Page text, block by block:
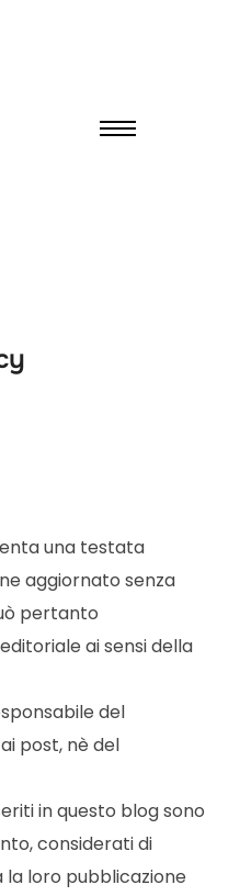
una testata
aggiornato senza
pertanto
ai sensi della
del
post, nè del
in questo blog sono
considerati di
la loro pubblicazione